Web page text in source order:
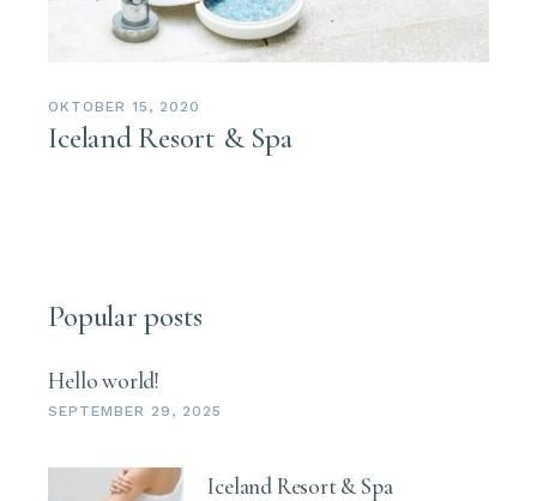
OKTOBER 15, 2020
Iceland Resort & Spa
Popular posts
Hello world!
SEPTEMBER 29, 2025
Iceland Resort & Spa